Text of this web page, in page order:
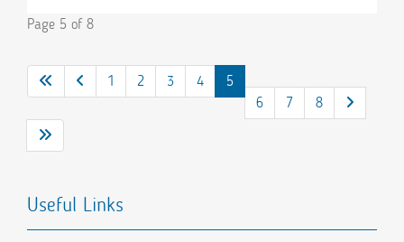
Page 5 of 8
1 2 3 4
5
6
7 8
Useful Links